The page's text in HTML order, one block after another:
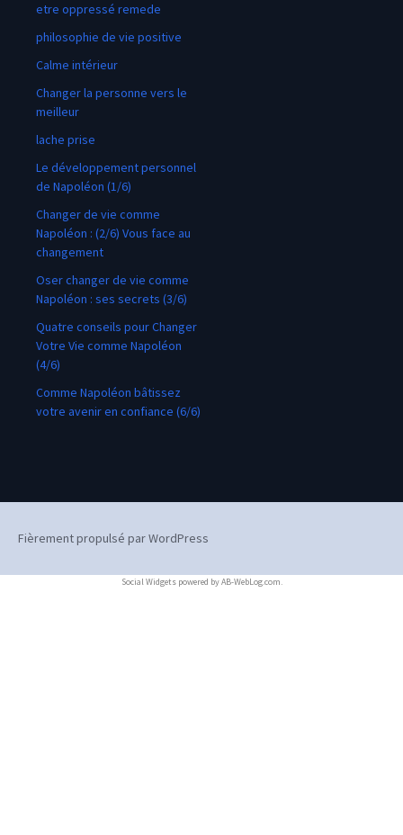
etre oppressé remede
philosophie de vie positive
Calme intérieur
Changer la personne vers le
meilleur
lache prise
Le développement personnel
de Napoléon (1/6)
Changer de vie comme
Napoléon : (2/6) Vous face au
changement
Oser changer de vie comme
Napoléon : ses secrets (3/6)
Quatre conseils pour Changer
Votre Vie comme Napoléon
(4/6)
Comme Napoléon bâtissez
votre avenir en confiance (6/6)
Fièrement propulsé par WordPress
Social Widgetspowered byAB-WebLog.com.